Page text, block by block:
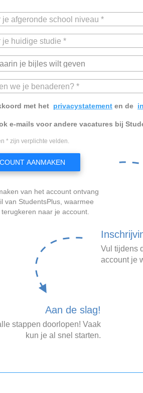
je afgeronde school niveau *
je huidige studie *
we je benaderen? *
met het privacystatement en de
e-mails voor andere vacatures bij
* zijn verplichte velden.
AANMAKEN
van het account ontvang
van StudentsPlus, waarmee
naar je account.
Vul tijdens
account je
Aan de slag!
stappen doorlopen! Vaak
kun je al snel starten.